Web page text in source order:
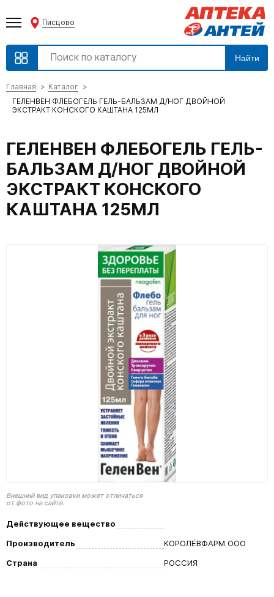
Писцово
Найти
Главная
Каталог
ГЕЛЕНВЕН ФЛЕБОГЕЛЬ ГЕЛЬ-БАЛЬЗАМ Д/НОГ ДВОЙНОЙ
ЭКСТРАКТ КОНСКОГО КАШТАНА 125МЛ
ГЕЛЕНВЕН ФЛЕБОГЕЛЬ ГЕЛЬ-
БАЛЬЗАМ Д/НОГ ДВОЙНОЙ
ЭКСТРАКТ КОНСКОГО
КАШТАНА 125МЛ
Внешний вид упаковки может отличаться
от фото на сайте.
Действующее вещество
Производитель
КОРОЛЁВФАРМ ООО
Страна
РОССИЯ